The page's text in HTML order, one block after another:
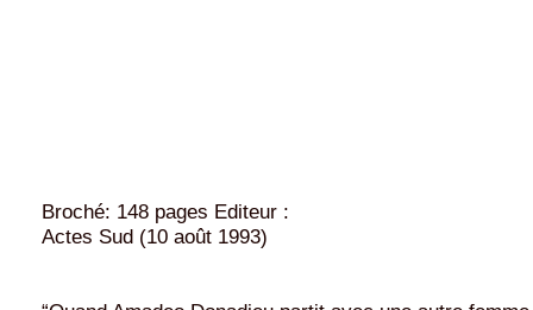
Broché: 148 pages Editeur :
Actes Sud (10 août 1993)